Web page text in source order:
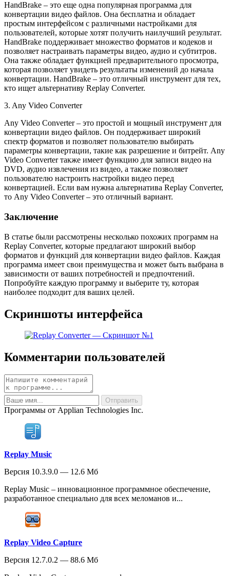
HandBrake – это еще одна популярная программа для
конвертации видео файлов. Она бесплатна и обладает
простым интерфейсом с различными настройками для
пользователей, которые хотят получить наилучший результат.
HandBrake поддерживает множество форматов и кодеков и
позволяет настраивать параметры видео, аудио и субтитров.
Она также обладает функцией предварительного просмотра,
которая позволяет увидеть результаты изменений до начала
конвертации. HandBrake – это отличный инструмент для тех,
кто ищет альтернативу Replay Converter.
3. Any Video Converter
Any Video Converter – это простой и мощный инструмент для
конвертации видео файлов. Он поддерживает широкий
спектр форматов и позволяет пользователю выбирать
параметры конвертации, такие как разрешение и битрейт. Any
Video Converter также имеет функцию для записи видео на
DVD, аудио извлечения из видео, а также позволяет
пользователю настроить настройки видео перед
конвертацией. Если вам нужна альтернатива Replay Converter,
то Any Video Converter – это отличный вариант.
Заключение
В статье были рассмотрены несколько похожих программ на
Replay Converter, которые предлагают широкий выбор
форматов и функций для конвертации видео файлов. Каждая
программа имеет свои преимущества и может быть выбрана в
зависимости от ваших потребностей и предпочтений.
Попробуйте каждую программу и выберите ту, которая
наиболее подходит для ваших целей.
Скриншоты интерфейса
Комментарии пользователей
Программы от Applian Technologies Inc.
Replay Music
Версия 10.3.9.0 — 12.6 Мб
Replay Music – инновационное программное обеспечение,
разработанное специально для всех меломанов и...
Replay Video Capture
Версия 12.7.0.2 — 88.6 Мб